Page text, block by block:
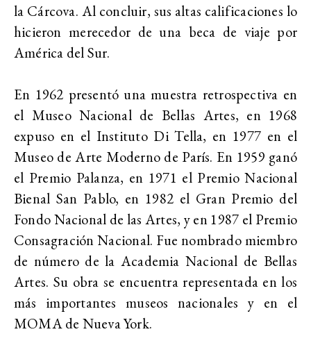
la Cárcova. Al concluir, sus altas calificaciones lo
hicieron merecedor de una beca de viaje por
América del Sur.
En 1962 presentó una muestra retrospectiva en
el Museo Nacional de Bellas Artes, en 1968
expuso en el Instituto Di Tella, en 1977 en el
Museo de Arte Moderno de París. En 1959 ganó
el Premio Palanza, en 1971 el Premio Nacional
Bienal San Pablo, en 1982 el Gran Premio del
Fondo Nacional de las Artes, y en 1987 el Premio
Consagración Nacional. Fue nombrado miembro
de número de la Academia Nacional de Bellas
Artes. Su obra se encuentra representada en los
más importantes museos nacionales y en el
MOMA de Nueva York.